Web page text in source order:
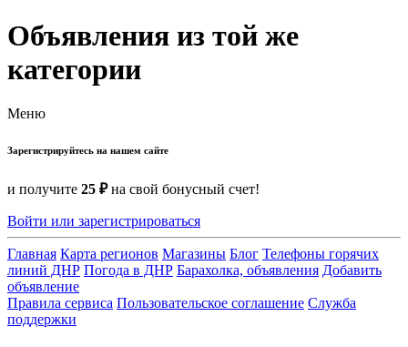
Объявления из той же
категории
Меню
Зарегистрируйтесь на нашем сайте
и получите 25 ₽на свой бонусный счет!
Войти или зарегистрироваться
Главная Карта регионов Магазины Блог Телефоны горячих
линий ДНР Погода в ДНР Барахолка, объявления Добавить
объявление
Правила сервиса Пользовательское соглашение Служба
поддержки